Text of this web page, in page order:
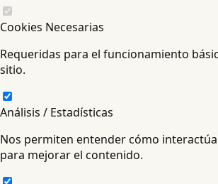
Cookies Necesarias
Requeridas para el funcionamiento
sitio.
Análisis / Estadísticas
Nos permiten entender cómo
para mejorar el contenido.